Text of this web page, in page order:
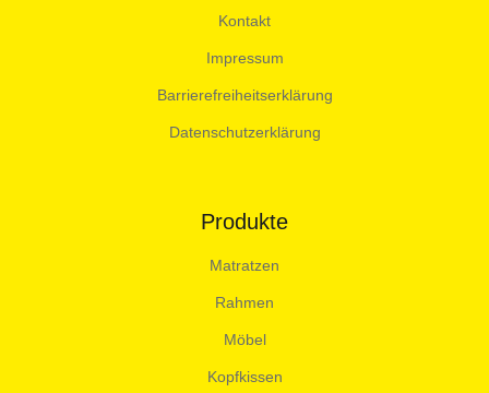
Kontakt
Impressum
Barrierefreiheitserklärung
Datenschutzerklärung
Produkte
Matratzen
Rahmen
Möbel
Kopfkissen